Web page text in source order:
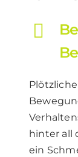
hinter all
ein